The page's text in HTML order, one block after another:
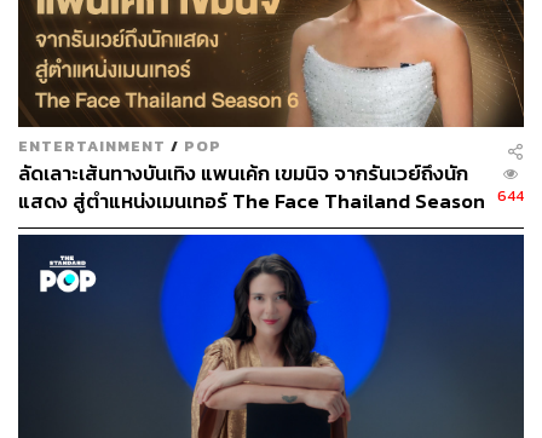
อะไรทำให้ตัดสินใจรับในครั้งนี้
ในเวลานั้นรู้สึกว่ารูปแบบของรายการไม่ได้เหมาะกับริต้าเลย
ริต้าเป็นคนจิกกัดใครไม่เก่ง ต้องไปสู้ ไปดราม่ากับใคร มัน
ไม่ใช่นิสัยริต้าเลย ก็เลยปฏิเสธไป แต่พอมาครั้งนี้เป็น All
Stars มีความน่าสนใจมากขึ้น เพราะผู้เข้าแข่งขันเองก็ได้รับ
โอกาสอีกครั้งในการแข่งขัน และมี 6 เมนเทอร์ เมนเทอร์
แต่ละทีมมาแชร์กันคนละ 6 แคมเปญ ริต้าก็รู้สึกว่าได้แบ่งเบา
หน้าที่กัน
ที่สำคัญที่อยากทำคือ มันท้าทายความสามารถมากๆ เพราะริ
ต้าเคยทำมาหลายอย่างแล้ว แต่สิ่งหนึ่งที่เรายังไม่เคยทำคือ
การเป็นเมนเทอร์ ริต้าโชคดีที่ได้รับโอกาสดีๆ แต่ยังไม่เคย
ตอบแทนกลับไป ถ้าเราสอนคนได้จากประสบการณ์ที่ผ่านมา
ทั้งหมดก็เป็นสิ่งที่ริต้าอยากทำ ไม่ใช่แค่เด็กๆ ที่เข้าแข่งขัน
แต่คนดูก็ได้ประโยชน์ด้วย
ENTERTAINMENT / POP
ลัดเลาะเส้นทางบันเทิง แพนเค้ก เขมนิจ จากรันเวย์ถึงนัก
แสดง สู่ตำแหน่งเมนเทอร์ The Face Thailand Season
6
644